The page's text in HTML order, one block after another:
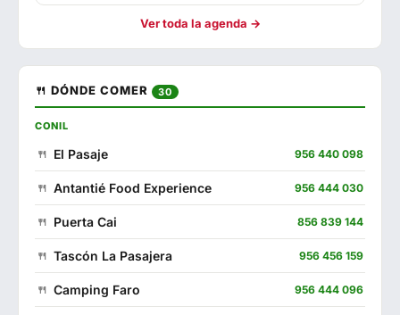
Ver toda la agenda →
🍴 DÓNDE COMER 30
CONIL
El Pasaje 956 440 098
Antantié Food Experience 956 444 030
Puerta Cai 856 839 144
Tascón La Pasajera 956 456 159
Camping Faro 956 444 096